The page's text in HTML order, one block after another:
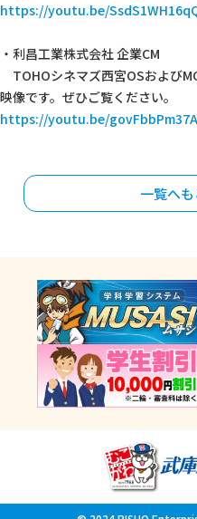
https://youtu.be/
・利昌工業株式会社 企業CM
TOHOシネマズ西宮OSおよび
映像です。ぜひご覧ください。
https://youtu.be/
一覧へも